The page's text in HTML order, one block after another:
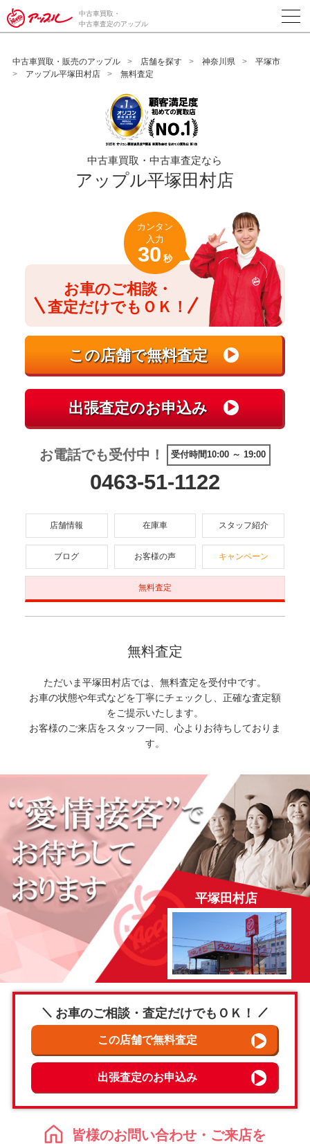
/*ABテスト_新規査定フォームの為のCVボタン*/
中古車買取・
中古車査定のアップル
中古車買取・販売のアップル 店舗を探す 神奈川県
平塚市
アップル平塚田村店
無料査定
中古車買取・中古車査定なら
アップル平塚田村店
お車のご相談・
査定だけでもＯＫ！
カンタン
入力
30 秒
お電話でも受付中！ 受付時間10:00 ～ 19:00
0463-51-1122
店舗情報 在庫車 スタッフ紹介
ブログ お客様の声 キャンペーン
無料査定
無料査定
ただいま平塚田村店では、無料査定を受付中です。
お車の状態や年式などを丁寧にチェックし、正確な査定額
をご提示いたします。
お客様のご来店をスタッフ一同、心よりお待ちしておりま
す。
お車のご相談・査定だけでもＯＫ！
平塚田村店
皆様のお問い合わせ・ご来店を